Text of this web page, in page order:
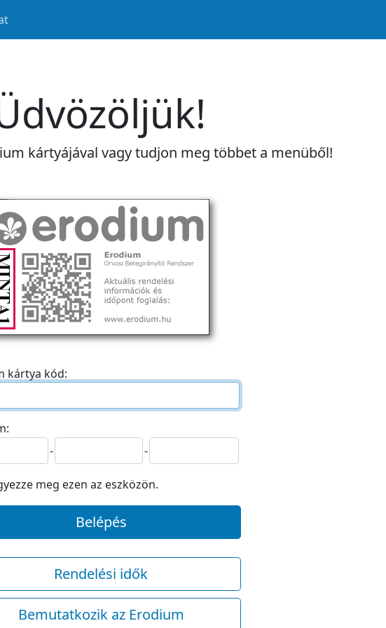
kártyájával vagy tudjon meg többet a menüből!
kártya kód:
-
-
meg ezen az eszközön.
Belépés
Rendelési idők
Bemutatkozik az Erodium